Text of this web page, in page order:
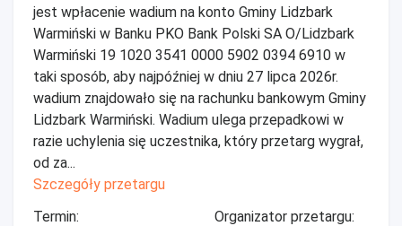
jest wpłacenie wadium na konto Gminy Lidzbark
Warmiński w Banku PKO Bank Polski SA O/Lidzbark
Warmiński 19 1020 3541 0000 5902 0394 6910 w
taki sposób, aby najpóźniej w dniu 27 lipca 2026r.
wadium znajdowało się na rachunku bankowym Gminy
Lidzbark Warmiński. Wadium ulega przepadkowi w
razie uchylenia się uczestnika, który przetarg wygrał,
od za...
Szczegóły przetargu
Termin:
Organizator przetargu: